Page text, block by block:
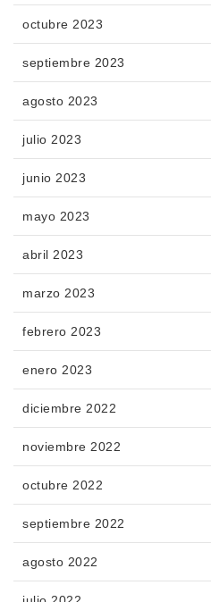
octubre 2023
septiembre 2023
agosto 2023
julio 2023
junio 2023
mayo 2023
abril 2023
marzo 2023
febrero 2023
enero 2023
diciembre 2022
noviembre 2022
octubre 2022
septiembre 2022
agosto 2022